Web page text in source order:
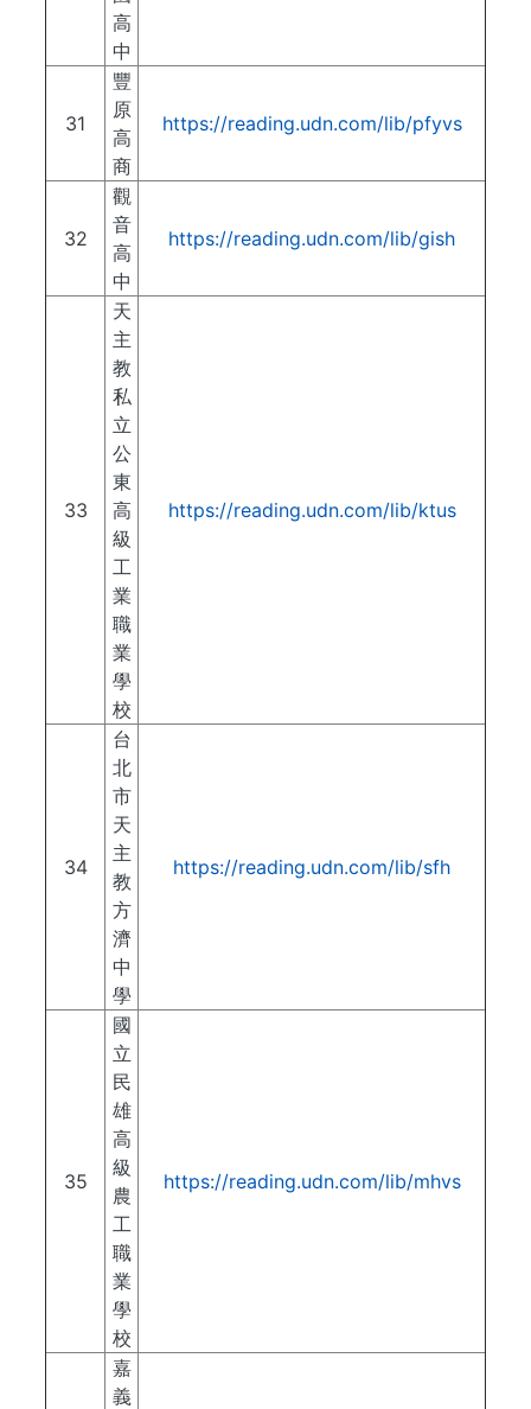
高
中
31
豐
原
高
商
https://reading.udn.com/lib/pfyvs
32
觀
音
高
中
https://reading.udn.com/lib/gish
33
天
主
教
私
立
公
東
高
級
工
業
職
業
學
校
https://reading.udn.com/lib/ktus
34
台
北
市
天
主
教
方
濟
中
學
https://reading.udn.com/lib/sfh
35
國
立
民
雄
高
級
農
工
職
業
學
校
https://reading.udn.com/lib/mhvs
嘉
義